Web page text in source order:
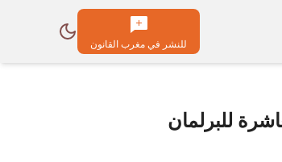
للنشر في مغرب القانون
للبرلمان